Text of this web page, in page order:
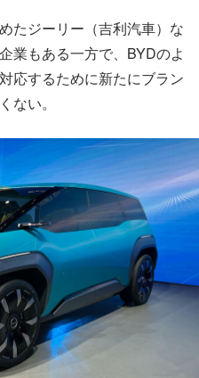
たジーリー（吉利汽車）な
業もある一方で、BYDのよ
応するために新たにブラン
ない。